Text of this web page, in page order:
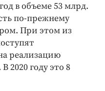
в объеме 53 млрд.
по-прежнему
При этом из
реализацию
2020 году это 8